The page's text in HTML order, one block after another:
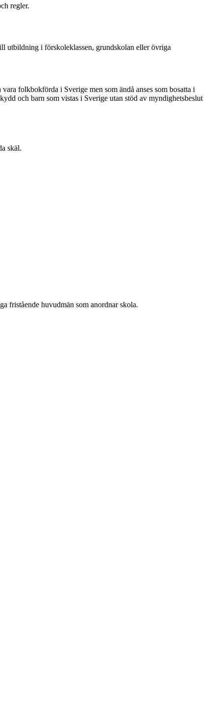
regler.
utbildning i förskoleklassen, grundskolan eller övriga
folkbokförda i Sverige men som ändå anses som bosatta i
och barn som vistas i Sverige utan stöd av myndighetsbeslut
skäl.
fristående huvudmän som anordnar skola.